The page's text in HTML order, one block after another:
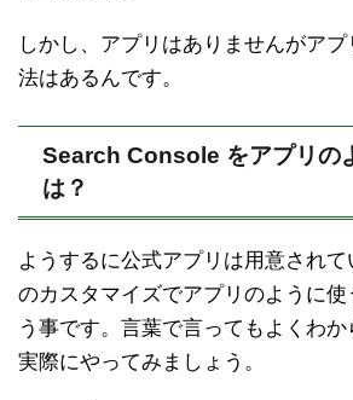
しかし、アプリはありませんがア
法はあるんです。
Search Console をアプリの
は？
ようするに公式アプリは用意され
のカスタマイズでアプリのように
う事です。言葉で言ってもよくわ
実際にやってみましょう。